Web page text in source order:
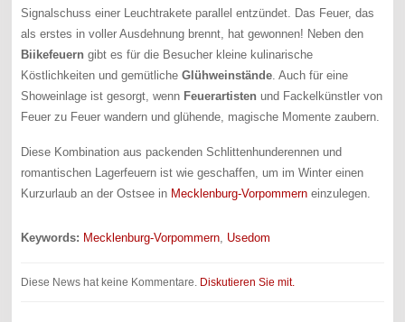
Signalschuss einer Leuchtrakete parallel entzündet. Das Feuer, das
als erstes in voller Ausdehnung brennt, hat gewonnen! Neben den
Biikefeuern gibt es für die Besucher kleine kulinarische
Köstlichkeiten und gemütlicheGlühweinstände . Auch für eine
Showeinlage ist gesorgt, wenn Feuerartisten und Fackelkünstler von
Feuer zu Feuer wandern und glühende, magische Momente zaubern.
Diese Kombination aus packenden Schlittenhunderennen und
romantischen Lagerfeuern ist wie geschaffen, um im Winter einen
Kurzurlaub an der Ostsee in Mecklenburg-Vorpommern einzulegen.
Keywords: Mecklenburg-Vorpommern, Usedom
Diese News hat keine Kommentare. Diskutieren Sie mit.